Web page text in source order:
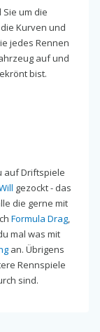
um die
Kurven und
jedes Rennen
auf und
bist.
auf Driftspiele
gezockt - das
die gerne mit
Formula Drag,
mal was mit
an. Übrigens
Rennspiele
sind.